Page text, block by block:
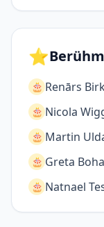
⭐
🎂 Renārs
🎂 Nicola
🎂 Martin
🎂 Greta
🎂 Natnael